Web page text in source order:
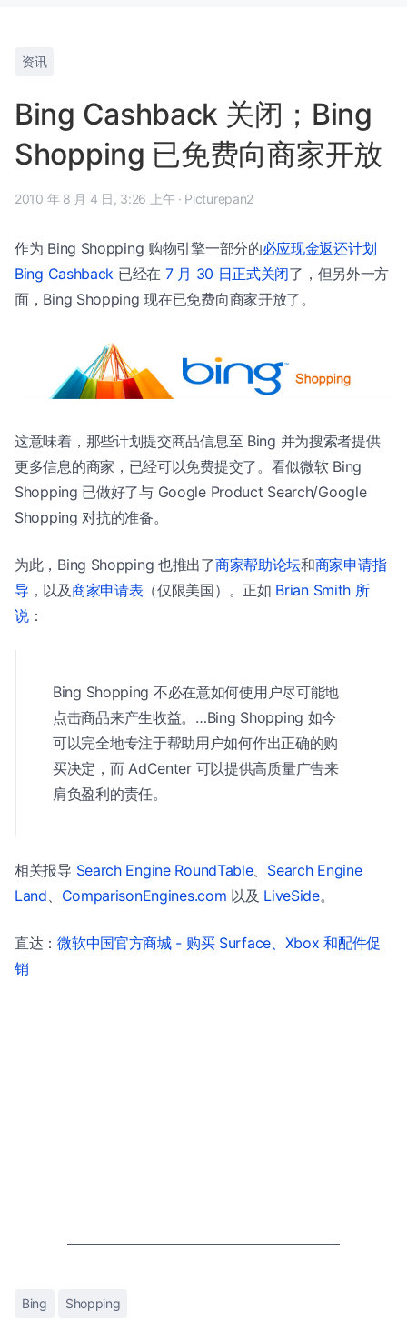
资讯
Bing Cashback 关闭；Bing
Shopping 已免费向商家开放
2010 年 8 月 4 日, 3:26 上午 · Picturepan2
作为 Bing Shopping 购物引擎一部分的必应现金返还计划
Bing Cashback 已经在 7 月 30 日正式关闭了，但另外一方
面，Bing Shopping 现在已免费向商家开放了。
这意味着，那些计划提交商品信息至 Bing 并为搜索者提供
更多信息的商家，已经可以免费提交了。看似微软 Bing
Shopping 已做好了与 Google Product Search/Google
Shopping 对抗的准备。
为此，Bing Shopping 也推出了商家帮助论坛和商家申请指
导 ，以及商家申请表 （仅限美国）。正如 Brian Smith 所
说：
Bing Shopping 不必在意如何使用户尽可能地
点击商品来产生收益。…Bing Shopping 如今
可以完全地专注于帮助用户如何作出正确的购
买决定，而 AdCenter 可以提供高质量广告来
肩负盈利的责任。
相关报导 Search Engine RoundTable、 Search Engine
Land
ComparisonEngines.com 以及 LiveSide。
直达：微软中国官方商城 - 购买 Surface、Xbox 和配件促
销
Bing Shopping